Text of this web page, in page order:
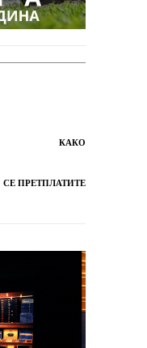
КАКО
СЕ ПРЕТПЛАТИТЕ